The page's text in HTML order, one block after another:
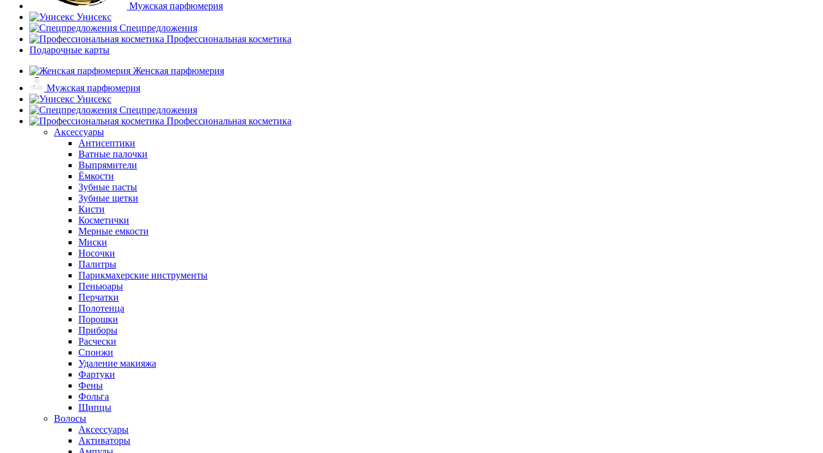
Мужская парфюмерия
Унисекс
Спецпредложения
Профессиональная косметика
Подарочные карты
Женская парфюмерия
Мужская парфюмерия
Унисекс
Спецпредложения
Профессиональная косметика
Аксессуары
Антисептики
Ватные палочки
Выпрямители
Ёмкости
Зубные пасты
Зубные щетки
Кисти
Косметички
Мерные емкости
Миски
Носочки
Палитры
Парикмахерские инструменты
Пеньюары
Перчатки
Полотенца
Порошки
Приборы
Расчески
Спонжи
Удаление макияжа
Фартуки
Фены
Фольга
Щипцы
Волосы
Аксессуары
Активаторы